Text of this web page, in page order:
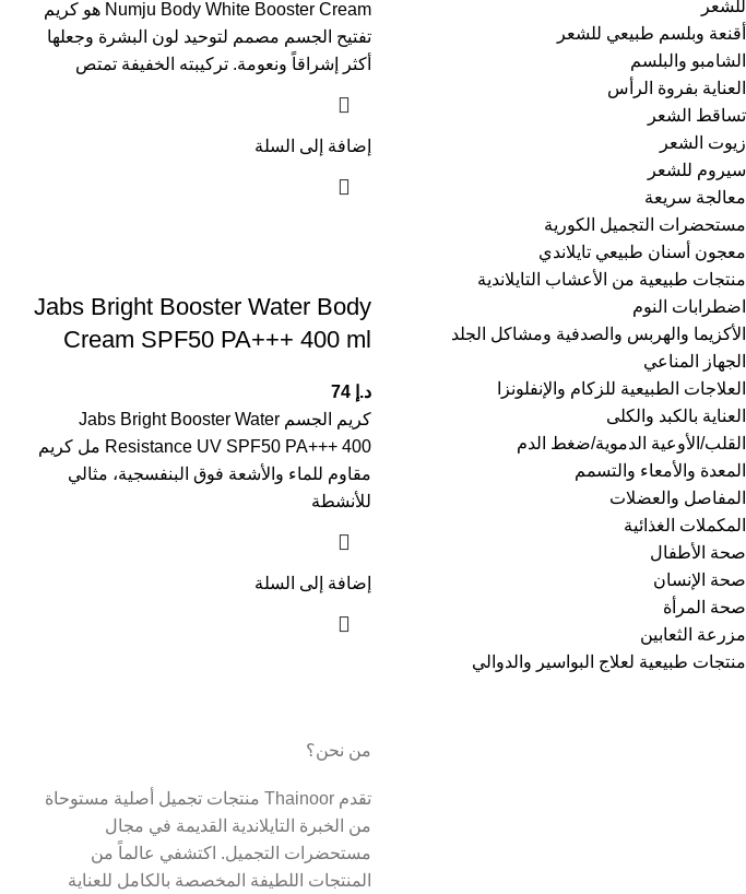
للشعر
أقنعة وبلسم طبيعي للشعر
الشامبو والبلسم
العناية بفروة الرأس
تساقط الشعر
زيوت الشعر
سيروم للشعر
معالجة سريعة
مستحضرات التجميل الكورية
معجون أسنان طبيعي تايلاندي
منتجات طبيعية من الأعشاب التايلاندية
اضطرابات النوم
الأكزيما والهربس والصدفية ومشاكل الجلد
الجهاز المناعي
العلاجات الطبيعية للزكام والإنفلونزا
العناية بالكبد والكلى
القلب/الأوعية الدموية/ضغط الدم
المعدة والأمعاء والتسمم
المفاصل والعضلات
المكملات الغذائية
صحة الأطفال
صحة الإنسان
صحة المرأة
مزرعة الثعابين
منتجات طبيعية لعلاج البواسير والدوالي
Numju Body White Booster Cream هو كريم
تفتيح الجسم مصمم لتوحيد لون البشرة وجعلها
أكثر إشراقاً ونعومة. تركيبته الخفيفة تمتص
إضافة إلى السلة
Jabs Bright Booster Water Body
Cream SPF50 PA+++ 400 ml
د.إ 74
كريم الجسم Jabs Bright Booster Water
Resistance UV SPF50 PA+++ 400 مل كريم
مقاوم للماء والأشعة فوق البنفسجية، مثالي
للأنشطة
إضافة إلى السلة
من نحن؟
تقدم Thainoor منتجات تجميل أصلية مستوحاة
من الخبرة التايلاندية القديمة في مجال
مستحضرات التجميل. اكتشفي عالماً من
المنتجات اللطيفة المخصصة بالكامل للعناية